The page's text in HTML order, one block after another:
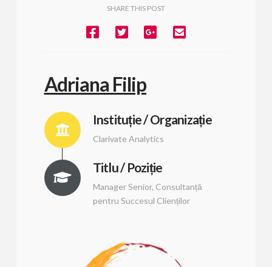
SHARE THIS POST
Adriana Filip
Instituție / Organizație
Clarivate Analytics
Titlu / Poziție
Manager Senior, Consultanță
pentru Succesul Clienților